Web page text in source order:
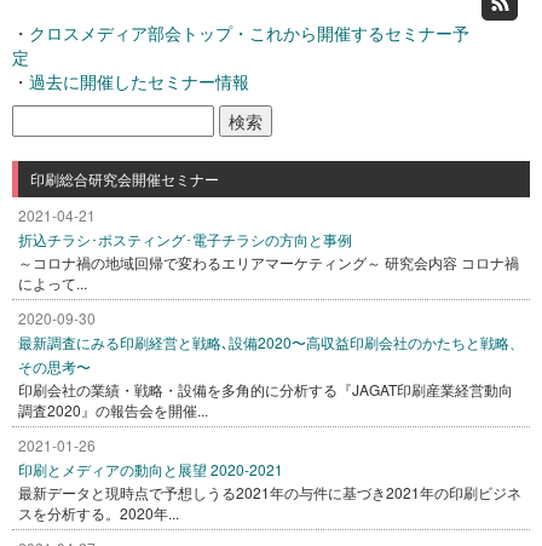
・ クロスメディア部会トップ・これから開催するセミナー予
定
・ 過去に開催したセミナー情報
索:
印刷総合研究会開催セミナー
2021-04-21
折込チラシ･ポスティング･電子チラシの方向と事例
～コロナ禍の地域回帰で変わるエリアマーケティング～ 研究会内容 コロナ禍
によって...
2020-09-30
最新調査にみる印刷経営と戦略､設備2020〜高収益印刷会社のかたちと戦略、
その思考〜
印刷会社の業績・戦略・設備を多角的に分析する『JAGAT印刷産業経営動向
調査2020』の報告会を開催...
2021-01-26
印刷とメディアの動向と展望 2020-2021
最新データと現時点で予想しうる2021年の与件に基づき2021年の印刷ビジネ
スを分析する。2020年...